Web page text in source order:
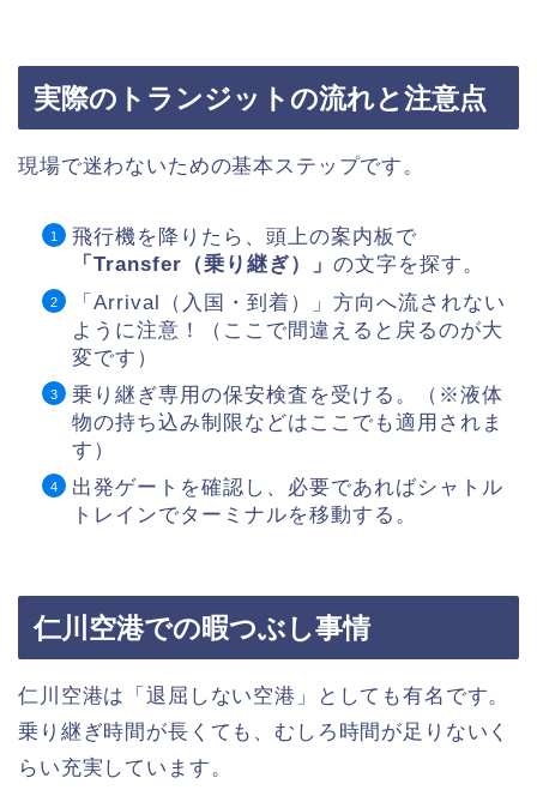
実際のトランジットの流れと注意点
現場で迷わないための基本ステップです。
飛行機を降りたら、頭上の案内板で
「Transfer（乗り継ぎ）」 の文字を探す。
「Arrival（入国・到着）」方向へ流されない
ように注意！（ここで間違えると戻るのが大
変です）
乗り継ぎ専用の保安検査を受ける。（※液体
物の持ち込み制限などはここでも適用されま
す）
出発ゲートを確認し、必要であればシャトル
トレインでターミナルを移動する。
仁川空港での暇つぶし事情
仁川空港は「退屈しない空港」としても有名です。
乗り継ぎ時間が長くても、むしろ時間が足りないく
らい充実しています。